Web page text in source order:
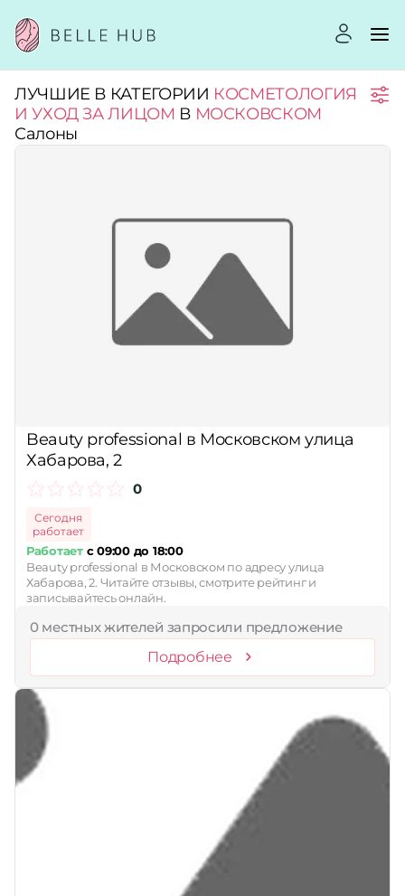
Город:
Принимает сертификаты
ЛУЧШИЕ В КАТЕГОРИИ КОСМЕТОЛОГИЯ
И УХОД ЗА ЛИЦОМ В МОСКОВСКОМ
Салоны
Beauty professional в Московском улица
Хабарова, 2
0
Сегодня
работает
Работаетс 09:00 до 18:00
Beauty professional в Московском по адресу улица
Хабарова, 2. Читайте отзывы, смотрите рейтинг и
записывайтесь онлайн.
0 местных жителей запросили предложение
Подробнее